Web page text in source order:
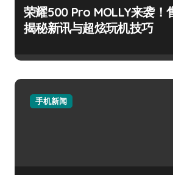
荣耀500 Pro MOLLY来袭！
揭秘新讯与超炫玩机技巧
手机新闻